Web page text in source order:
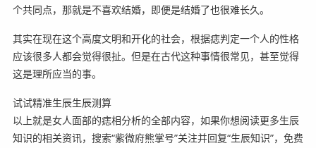
个共同点，那就是不喜欢结婚，即便是结婚了也很难长久。
其实在现在这个高度文明和开化的社会，根据痣判定一个人的性格
应该很多人都会觉得很扯。但是在古代这种事情很常见，甚至觉得
这是理所应当的事。
试试精准生辰生辰测算
以上就是女人面部的痣相分析的全部内容，如果你想阅读更多生辰
知识的相关资讯，搜索“紫微府熊掌号”关注并回复“生辰知识”，免费